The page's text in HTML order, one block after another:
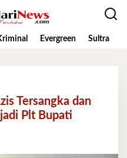
Evergreen Sultra
Tersangka dan
Plt Bupati